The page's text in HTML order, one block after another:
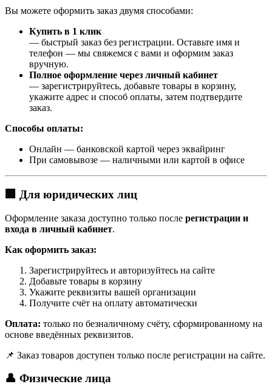
Вы можете оформить заказ двумя способами:
Купить в 1 клик
— быстрый заказ без регистрации. Оставьте имя и
телефон — мы свяжемся с вами и оформим заказ
вручную.
Полное оформление через личный кабинет
— зарегистрируйтесь, добавьте товары в корзину,
укажите адрес и способ оплаты, затем подтвердите
заказ.
Способы оплаты:
Онлайн — банковской картой через эквайринг
При самовывозе — наличными или картой в офисе
🏢 Для юридических лиц
Оформление заказа доступно только после регистрации и
входа в личный кабинет.
Как оформить заказ:
Зарегистрируйтесь и авторизуйтесь на сайте
Добавьте товары в корзину
Укажите реквизиты вашей организации
Получите счёт на оплату автоматически
Оплата: только по безналичному счёту, сформированному на
основе введённых реквизитов.
📌 Заказ товаров доступен только после регистрации на сайте.
👤 Физические лица